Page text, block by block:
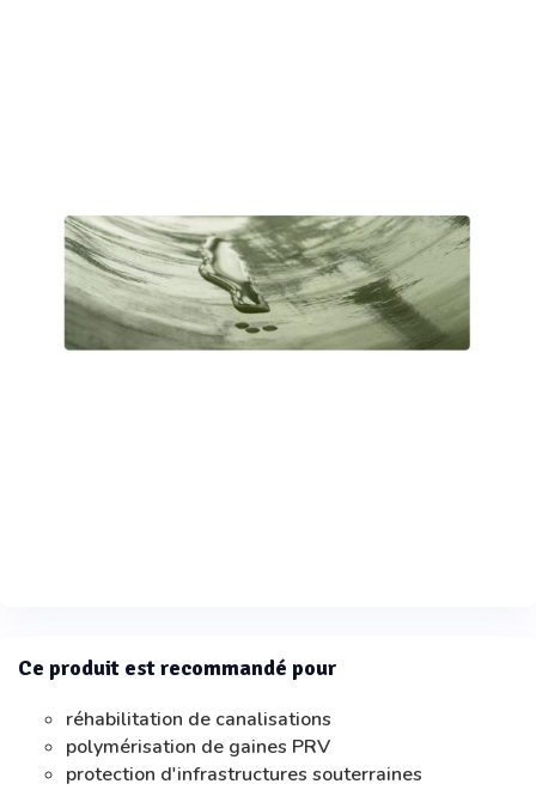
Ce produit est recommandé pour
réhabilitation de canalisations
polymérisation de gaines PRV
protection d'infrastructures souterraines